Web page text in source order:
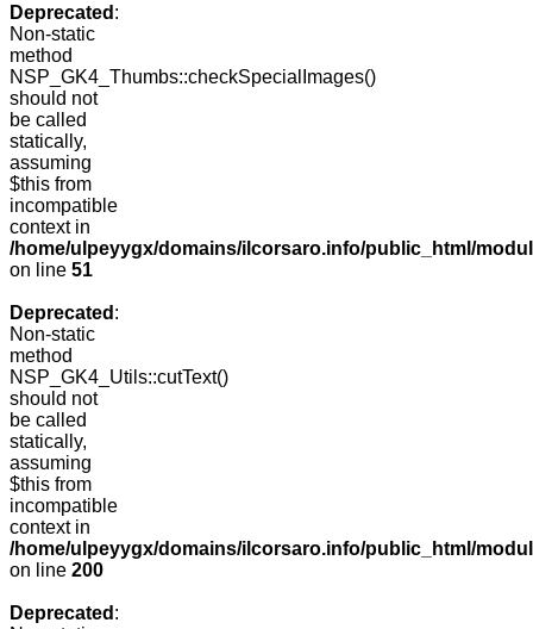
Deprecated :
Non-static
method
NSP_GK4_Thumbs::checkSpecialImages()
should not
be called
statically,
assuming
$this from
incompatible
context in
/home/ulpeyygx/domains/ilcorsaro.info/public_html/
on line 51
Deprecated :
Non-static
method
NSP_GK4_Utils::cutText()
should not
be called
statically,
assuming
$this from
incompatible
context in
/home/ulpeyygx/domains/ilcorsaro.info/public_html/
on line 200
Deprecated :